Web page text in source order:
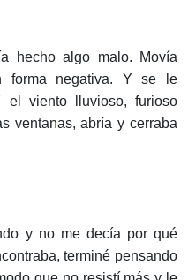
hecho algo malo. Movía
forma negativa. Y se le
el viento lluvioso, furioso
ventanas, abría y cerraba
y no me decía por qué
terminé pensando